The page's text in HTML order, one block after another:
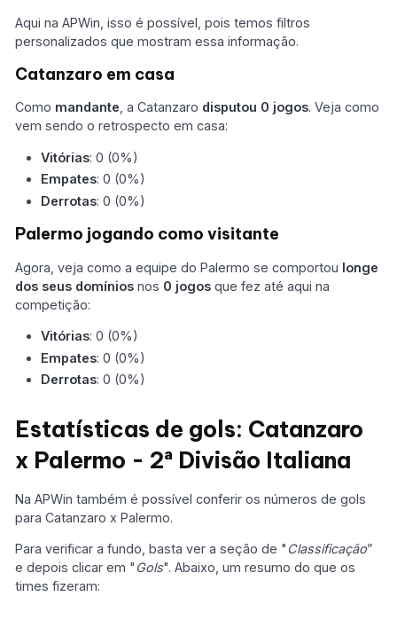
Aqui na APWin, isso é possível, pois temos filtros
personalizados que mostram essa informação.
Catanzaro em casa
Como mandante, a Catanzaro disputou 0 jogos. Veja como
vem sendo o retrospecto em casa:
Vitórias: 0 (0%)
Empates: 0 (0%)
Derrotas: 0 (0%)
Palermo jogando como visitante
Agora, veja como a equipe do Palermo se comportou longe
dos seus domínios nos 0 jogos que fez até aqui na
competição:
Vitórias: 0 (0%)
Empates: 0 (0%)
Derrotas: 0 (0%)
Estatísticas de gols: Catanzaro
x Palermo - 2ª Divisão Italiana
Na APWin também é possível conferir os números de gols
para Catanzaro x Palermo.
Para verificar a fundo, basta ver a seção de " Classificação”
e depois clicar em " Gols". Abaixo, um resumo do que os
times fizeram: